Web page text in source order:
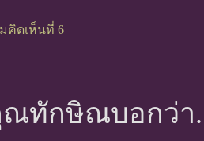
คิดเห็นที่ 6
ทักษิณบอกว่า